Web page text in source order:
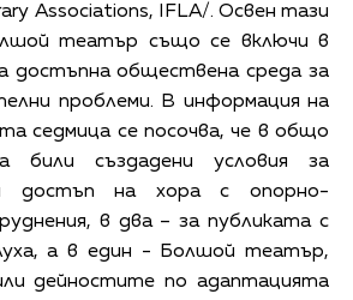
Associations, IFLA/. Освен тази
театър също се включи в
достъпна обществена среда за
проблеми. В информация на
седмица се посочва, че в общо
били създадени условия за
достъп на хора с опорно-
в два – за публиката с
а в един - Болшой театър,
дейностите по адаптацията